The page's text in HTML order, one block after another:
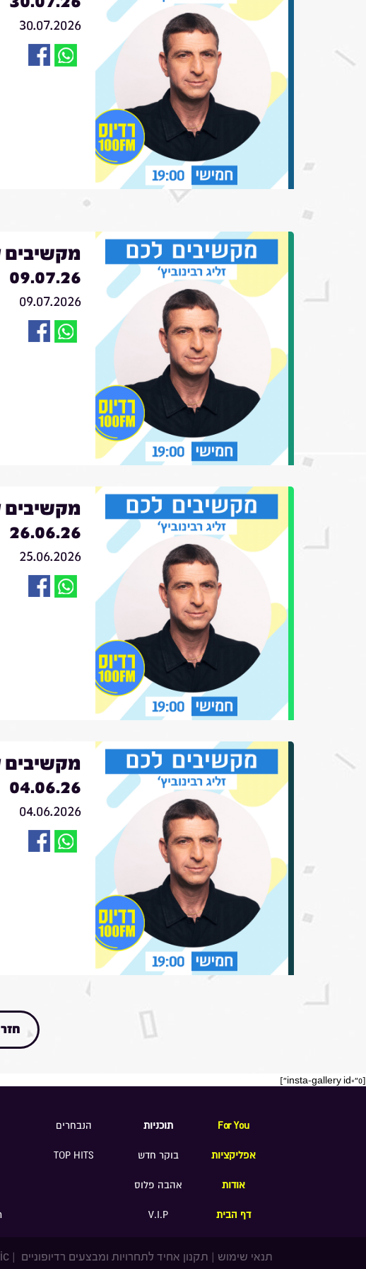
30.07.2026
מקשיבים
09.07.26
09.07.2026
מקשיבים
26.06.26
25.06.2026
מקשיבים
04.06.26
04.06.2026
[insta-gallery id="0"]
For You
אפליקציות
אודות
דף הבית
תוכניות
בוקר חדש
אהבה פלוס
V.I.P
הנבחרים
TOP HITS
תנאי שימוש | תקנון אחיד לתחרויות ומבצעים רדיופוניים |